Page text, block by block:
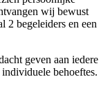
wij bewust
2 begeleiders en een
geven aan iedere
behoeftes.